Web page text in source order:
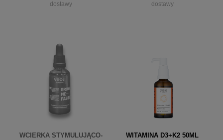
dostawy
powiadom o dostępności
dostawy
WCIERKA STYMULUJĄCO-
WITAMINA D3+K2 50ML